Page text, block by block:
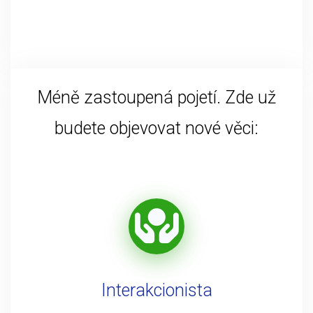
Méně zastoupená pojetí. Zde už
budete objevovat nové věci:
Interakcionista